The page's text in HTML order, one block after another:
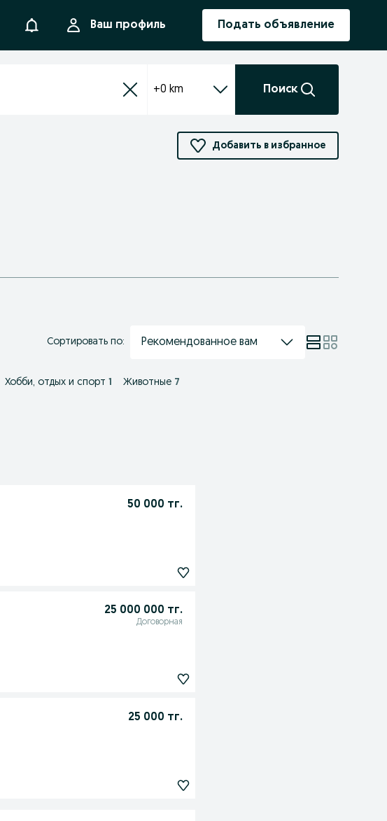
УведомленияВаш профиль Подать объявление
+0 km Поиск
Добавить в избранное
Сортировать по: Рекомендованное вам
Хобби, отдых и спорт 1 Животные 7
50 000 тг.
25 000 000 тг.
Договорная
25 000 тг.